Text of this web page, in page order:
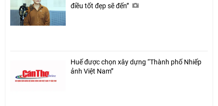
điều tốt đẹp sẽ đến”
Huế được chọn xây dựng “Thành phố Nhiếp
ảnh Việt Nam”